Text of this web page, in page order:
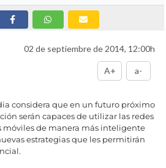
02 de septiembre de 2014, 12:00h
A+ a-
considera que en un futuro próximo
serán capaces de utilizar las redes
móviles de manera más inteligente
estrategias que les permitirán